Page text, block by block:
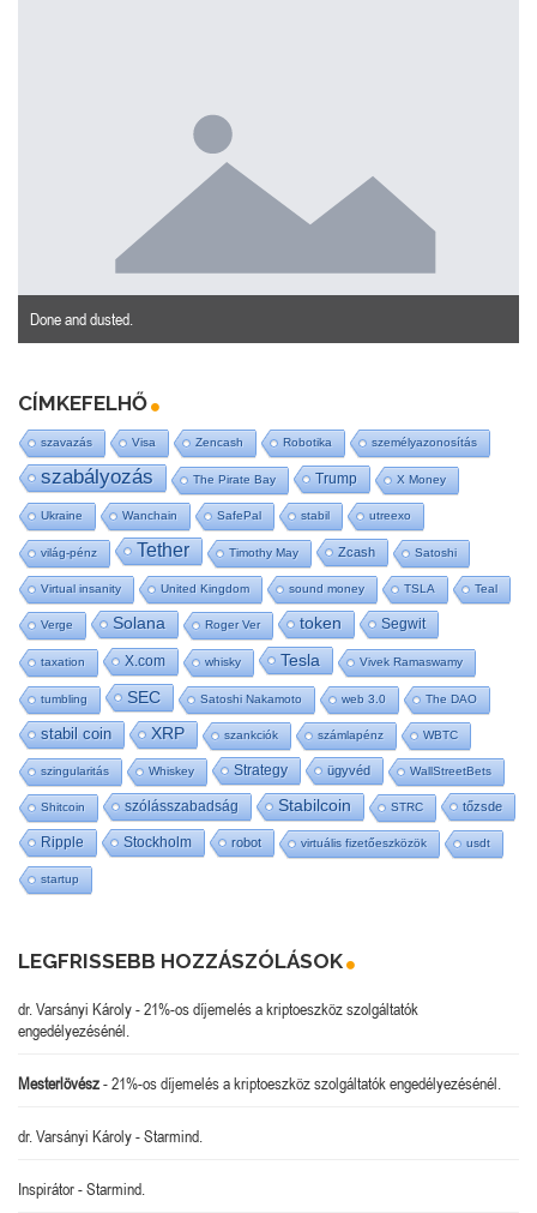
Done and dusted.
CÍMKEFELHŐ
szavazás Visa Zencash Robotika személyazonosítás
szabályozás The Pirate Bay Trump X Money
Ukraine Wanchain SafePal stabil utreexo
világ-pénz Tether Timothy May Zcash Satoshi
Virtual insanity United Kingdom sound money TSLA Teal
Verge Solana Roger Ver token Segwit
taxation X.com whisky Tesla Vivek Ramaswamy
tumbling SEC Satoshi Nakamoto web 3.0 The DAO
stabil coin XRP szankciók számlapénz WBTC
szingularitás Whiskey Strategy ügyvéd WallStreetBets
Shitcoin szólásszabadság Stabilcoin STRC tőzsde
Ripple Stockholm robot virtuális fizetőeszközök usdt
startup
LEGFRISSEBB HOZZÁSZÓLÁSOK
dr. Varsányi Károly-21%-os díjemelés a kriptoeszköz szolgáltatók
engedélyezésénél.
Mesterlövész-21%-os díjemelés a kriptoeszköz szolgáltatók engedélyezésénél.
dr. Varsányi Károly-Starmind.
Inspirátor-Starmind.